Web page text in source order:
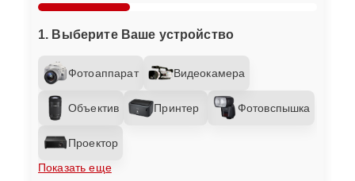
1. Выберите Ваше устройство
Фотоаппарат Видеокамера
Объектив Принтер Фотовспышка
Проектор
Показать еще